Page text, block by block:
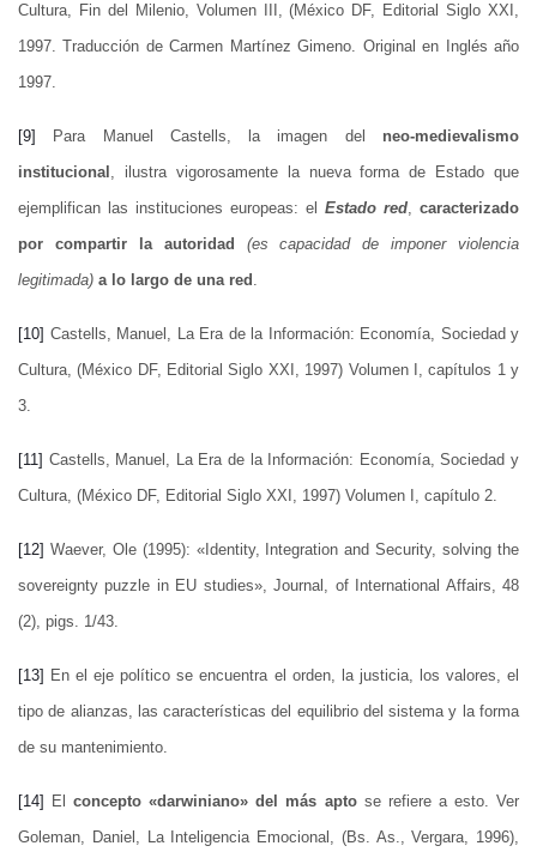
Cultura, Fin del Milenio, Volumen III, (México DF, Editorial Siglo XXI,
1997. Traducción de Carmen Martínez Gimeno. Original en Inglés año
1997.
[9] Para Manuel Castells, la imagen del neo-medievalismo
institucional , ilustra vigorosamente la nueva forma de Estado que
ejemplifican las instituciones europeas: el Estado red, caracterizado
por compartir la autoridad
(es capacidad de imponer violencia
legitimada) a lo largo de una red .
[10] Castells, Manuel, La Era de la Información: Economía, Sociedad y
Cultura, (México DF, Editorial Siglo XXI, 1997) Volumen I, capítulos 1 y
3.
[11] Castells, Manuel, La Era de la Información: Economía, Sociedad y
Cultura, (México DF, Editorial Siglo XXI, 1997) Volumen I, capítulo 2.
[12] Waever, Ole (1995): «Identity, Integration and Security, solving the
sovereignty puzzle in EU studies», Journal, of International Affairs, 48
(2), pigs. 1/43.
[13] En el eje político se encuentra el orden, la justicia, los valores, el
tipo de alianzas, las características del equilibrio del sistema y la forma
de su mantenimiento.
[14] Elconcepto «darwiniano» del más aptose refiere a esto. Ver
Goleman, Daniel, La Inteligencia Emocional, (Bs. As., Vergara, 1996),